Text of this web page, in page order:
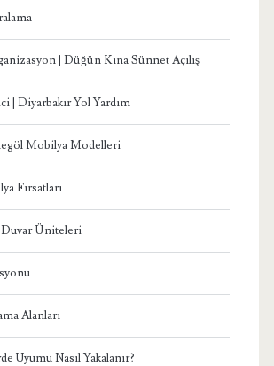
| Düğün Kına Sünnet Açılış
| Diyarbakır Yol Yardım
Mobilya Modelleri
Fırsatları
Üniteleri
Alanları
Uyumu Nasıl Yakalanır?